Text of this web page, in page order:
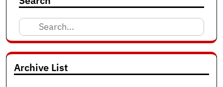
Search
for:
Archive List